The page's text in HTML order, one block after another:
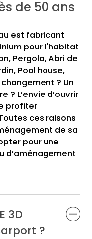
de 50 ans
est fabricant
pour l'habitat
Pergola, Abri de
Pool house,
? Un
? L’envie d’ouvrir
profiter
ces raisons
de sa
pour une
d’aménagement
3D
?